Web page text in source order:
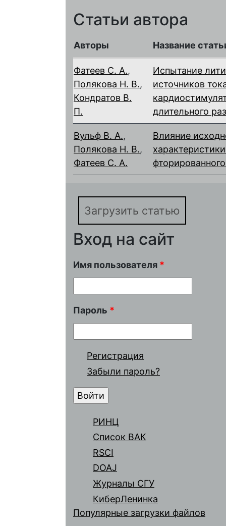
Статьи автора
Авторы Название
Фатеев С. А.,
Полякова Н. В.,
Кондратов В.
П.
Испытание
источников
длительного
Вульф В. А.,
Полякова Н. В.,
Фатеев С. А.
Влияние
Загрузить статью
Вход на сайт
Имя пользователя *
Пароль *
Регистрация
Забыли пароль?
РИНЦ
Список ВАК
RSCI
DOAJ
Журналы СГУ
КиберЛенинка
Популярные загрузки файлов